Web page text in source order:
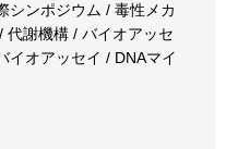
シンポジウム / 毒性メカ
代謝機構 / バイオアッセ
イオアッセイ / DNAマイ